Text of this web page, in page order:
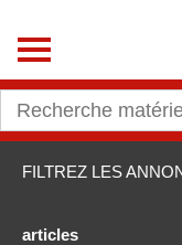
FILTREZ LES
articles